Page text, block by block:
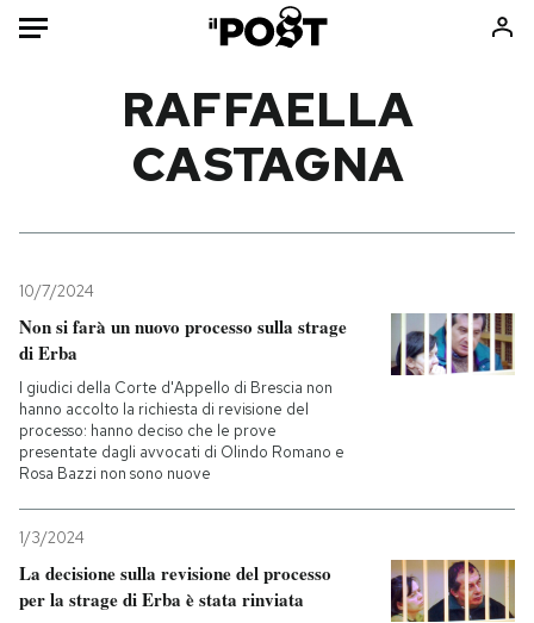
Mondo
Tecnologia
Internet
Cultura
Economia
Sport
Libri
Ok Boomer!
Europa
PODCAST
RAFFAELLA
CASTAGNA
10/7/2024
Non si farà un nuovo processo sulla strage
di Erba
I giudici della Corte d'Appello di Brescia non
hanno accolto la richiesta di revisione del
processo: hanno deciso che le prove
presentate dagli avvocati di Olindo Romano e
Rosa Bazzi non sono nuove
1/3/2024
La decisione sulla revisione del processo
per la strage di Erba è stata rinviata